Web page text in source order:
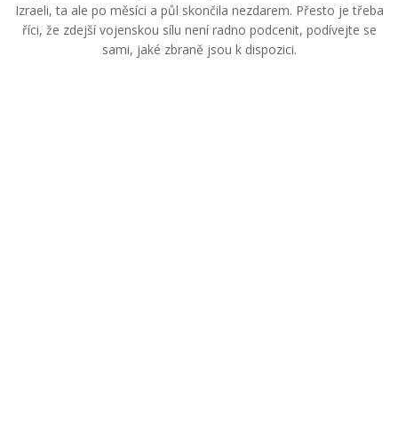
Izraeli, ta ale po měsíci a půl skončila nezdarem. Přesto je třeba
říci, že zdejší vojenskou sílu není radno podcenit, podívejte se
sami, jaké zbraně jsou k dispozici.